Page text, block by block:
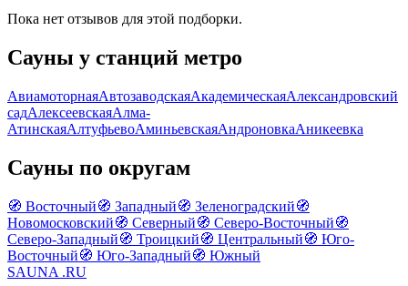
Пока нет отзывов для этой подборки.
Сауны у станций метро
АвиамоторнаяАвтозаводскаяАкадемическаяАлександровский
садАлексеевскаяАлма-
АтинскаяАлтуфьевоАминьевскаяАндроновкаАникеевка
Сауны по округам
🧭 Восточный🧭 Западный🧭 Зеленоградский🧭
Новомосковский🧭 Северный🧭 Северо-Восточный🧭
Северо-Западный🧭 Троицкий🧭 Центральный🧭 Юго-
Восточный🧭 Юго-Западный🧭 Южный
SAUNA .RU